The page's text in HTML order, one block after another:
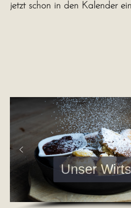
jetzt schon in den Kalender
Unser